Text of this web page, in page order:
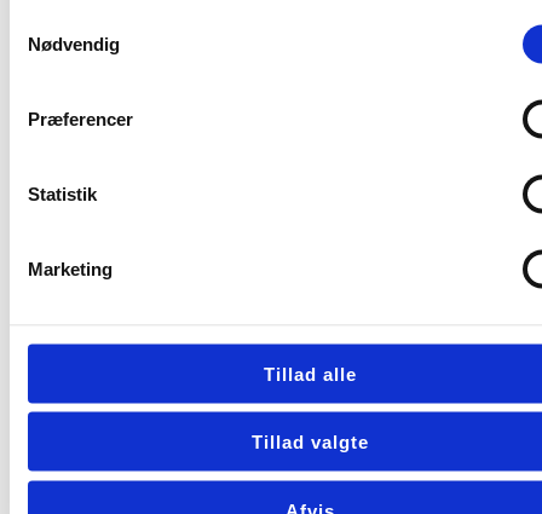
Nødvendig
Præferencer
Statistik
Marketing
Tillad alle
Tillad valgte
Afvis
Støvsvag
Night Mode/lydløs nattetilstand, lavt
Se produkt